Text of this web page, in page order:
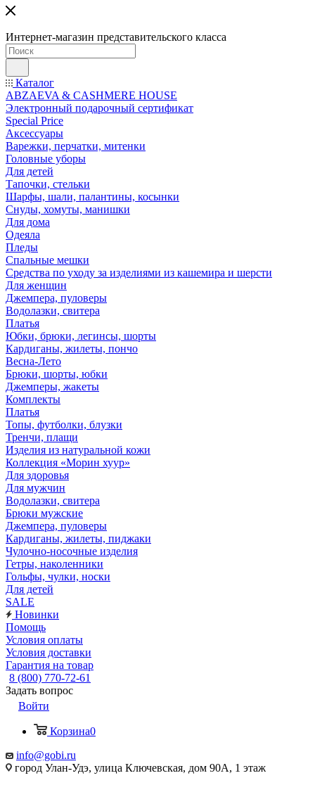
Интернет-магазин представительского класса
Каталог
ABZAEVA & CASHMERE HOUSE
Электронный подарочный сертификат
Special Price
Аксессуары
Варежки, перчатки, митенки
Головные уборы
Для детей
Тапочки, стельки
Шарфы, шали, палантины, косынки
Снуды, хомуты, манишки
Для дома
Одеяла
Пледы
Спальные мешки
Средства по уходу за изделиями из кашемира и шерсти
Для женщин
Джемпера, пуловеры
Водолазки, свитера
Платья
Юбки, брюки, легинсы, шорты
Кардиганы, жилеты, пончо
Весна-Лето
Брюки, шорты, юбки
Джемперы, жакеты
Комплекты
Платья
Топы, футболки, блузки
Тренчи, плащи
Изделия из натуральной кожи
Коллекция «Морин хуур»
Для здоровья
Для мужчин
Водолазки, свитера
Брюки мужские
Джемпера, пуловеры
Кардиганы, жилеты, пиджаки
Чулочно-носочные изделия
Гетры, наколенники
Гольфы, чулки, носки
Для детей
SALE
Новинки
Помощь
Условия оплаты
Условия доставки
Гарантия на товар
8 (800) 770-72-61
Задать вопрос
Войти
Корзина0
info@gobi.ru
город Улан-Удэ, улица Ключевская, дом 90А, 1 этаж